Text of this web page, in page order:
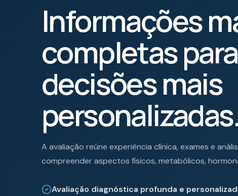
Informações
completas para
decisões mais
A avaliação reúne experiência clínica, exames e
compreender aspectos físicos, metabólicos,
Avaliação diagnóstica profunda e